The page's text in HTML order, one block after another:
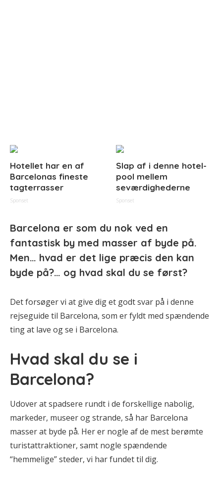
Hotellet har en af
Barcelonas fineste
tagterrasser
Sponset
Slap af i denne hotel-
pool mellem
seværdighederne
Sponset
Barcelona er som du nok ved en
fantastisk by med masser af byde på.
Men… hvad er det lige præcis den kan
byde på?… og hvad skal du se først?
Det forsøger vi at give dig et godt svar på i denne
rejseguide til Barcelona, som er fyldt med spændende
ting at lave og se i Barcelona.
Hvad skal du se i
Barcelona?
Udover at spadsere rundt i de forskellige nabolig,
markeder, museer og strande, så har Barcelona
masser at byde på. Her er nogle af de mest berømte
turistattraktioner, samt nogle spændende
“hemmelige” steder, vi har fundet til dig.